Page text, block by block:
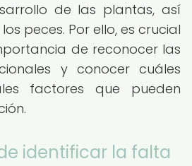
de las plantas, así
peces. Por ello, es crucial
de reconocer las
y conocer cuáles
factores que pueden
identificar la falta